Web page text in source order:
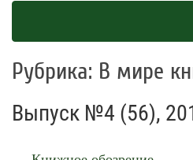
Рубрика: В мире
Выпуск №4 (56),